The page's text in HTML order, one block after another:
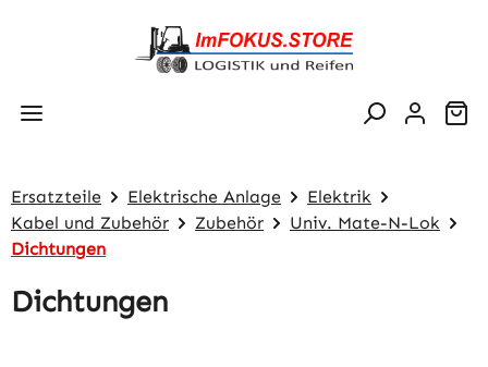
Zum Hauptinhalt springen
Ersatzteile Elektrische Anlage
Elektrik
Kabel und Zubehör
Zubehör
Univ. Mate-N-Lok
Dichtungen
Dichtungen